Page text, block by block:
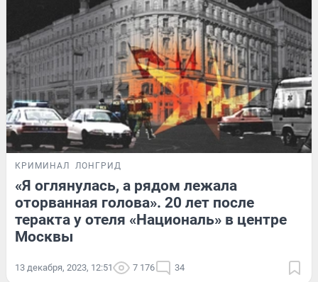
КРИМИНАЛ ЛОНГРИД
«Я оглянулась, а рядом лежала
оторванная голова». 20 лет после
теракта у отеля «Националь» в центре
Москвы
13 декабря, 2023, 12:51 7 176 34